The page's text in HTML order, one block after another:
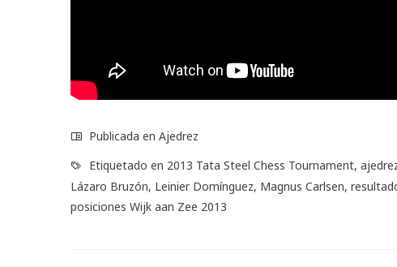
Publicada en Ajedrez
Etiquetado en 2013 Tata Steel Chess Tournament,
Lázaro Bruzón, Leinier Domínguez, Magnus Carlsen,
posiciones Wijk aan Zee 2013